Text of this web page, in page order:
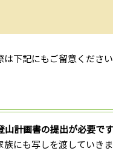
下記にもご留意ください
計画書の提出が必要です
にも写しを渡していきま